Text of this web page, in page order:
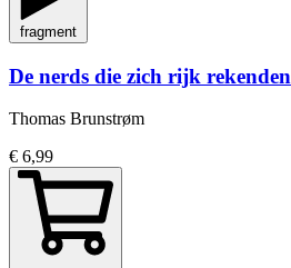
fragment
De nerds die zich rijk rekenden
Thomas Brunstrøm
€ 6,99